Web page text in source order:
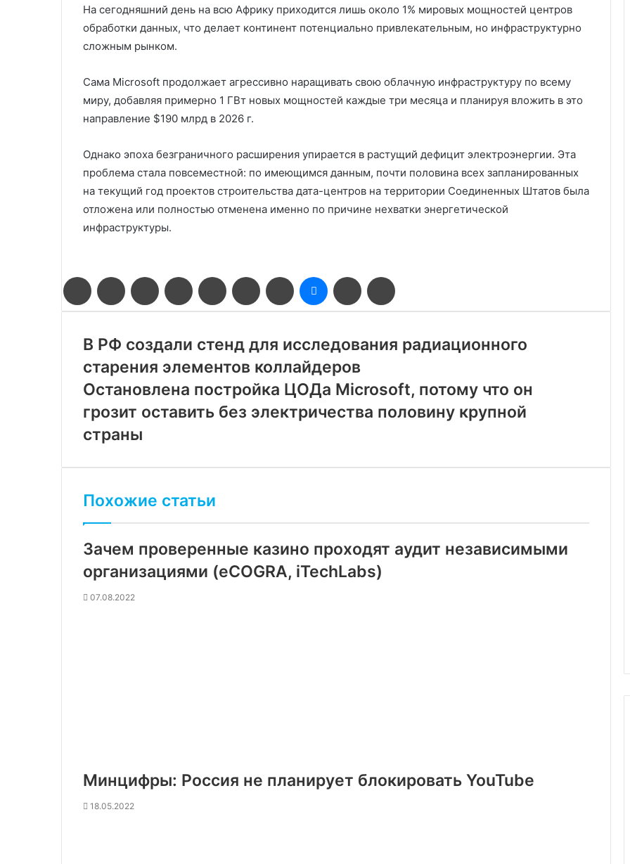
На сегодняшний день на всю Африку приходится лишь около 1% мировых мощностей центров
обработки данных, что делает континент потенциально привлекательным, но инфраструктурно
сложным рынком.
Сама Microsoft продолжает агрессивно наращивать свою облачную инфраструктуру по всему
миру, добавляя примерно 1 ГВт новых мощностей каждые три месяца и планируя вложить в это
направление $190 млрд в 2026 г.
Однако эпоха безграничного расширения упирается в растущий дефицит электроэнергии. Эта
проблема стала повсеместной: по имеющимся данным, почти половина всех запланированных
на текущий год проектов строительства дата-центров на территории Соединенных Штатов была
отложена или полностью отменена именно по причине нехватки энергетической
инфраструктуры.
FacebookTwitter LinkedIn Pinterest Reddit ВконтактеОдноклассники
MessengerПоделиться
через
электронную
В РФ создали стенд для исследования радиационного
старения элементов коллайдеров
Остановлена постройка ЦОДа Microsoft, потому что он
грозит оставить без электричества половину крупной
страны
Похожие статьи
Зачем проверенные казино проходят аудит независимыми
организациями (eCOGRA, iTechLabs)
07.08.2022
Минцифры: Россия не планирует блокировать YouTube
18.05.2022